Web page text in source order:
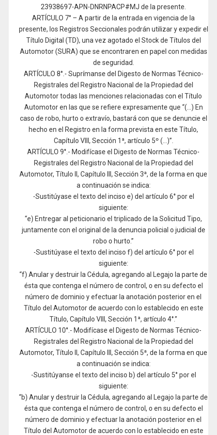
23938697-APN-DNRNPACP#MJ de la presente.
ARTÍCULO 7° – A partir de la entrada en vigencia de la
presente, los Registros Seccionales podrán utilizar y expedir el
Título Digital (TD), una vez agotado el Stock de Títulos del
Automotor (SURA) que se encontraren en papel con medidas
de seguridad.
ARTÍCULO 8°.- Suprímanse del Digesto de Normas Técnico-
Registrales del Registro Nacional de la Propiedad del
Automotor todas las menciones relacionadas con el Título
Automotor en las que se refiere expresamente que “(…) En
caso de robo, hurto o extravío, bastará con que se denuncie el
hecho en el Registro en la forma prevista en este Título,
Capítulo VIII, Sección 1ª, artículo 5º (…)”.
ARTÍCULO 9°.- Modifícase el Digesto de Normas Técnico-
Registrales del Registro Nacional de la Propiedad del
Automotor, Título II, Capítulo III, Sección 3ª, de la forma en que
a continuación se indica:
-Sustitúyase el texto del inciso e) del artículo 6° por el
siguiente:
“e) Entregar al peticionario el triplicado de la Solicitud Tipo,
juntamente con el original de la denuncia policial o judicial de
robo o hurto.”
-Sustitúyase el texto del inciso f) del artículo 6° por el
siguiente:
“f) Anular y destruir la Cédula, agregando al Legajo la parte de
ésta que contenga el número de control, o en su defecto el
número de dominio y efectuar la anotación posterior en el
Título del Automotor de acuerdo con lo establecido en este
Título, Capítulo VIII, Sección 1ª, artículo 4°.”
ARTÍCULO 10°.- Modifícase el Digesto de Normas Técnico-
Registrales del Registro Nacional de la Propiedad del
Automotor, Título II, Capítulo III, Sección 5ª, de la forma en que
a continuación se indica:
-Sustitúyanse el texto del inciso b) del artículo 5° por el
siguiente:
“b) Anular y destruir la Cédula, agregando al Legajo la parte de
ésta que contenga el número de control, o en su defecto el
número de dominio y efectuar la anotación posterior en el
Título del Automotor de acuerdo con lo establecido en este